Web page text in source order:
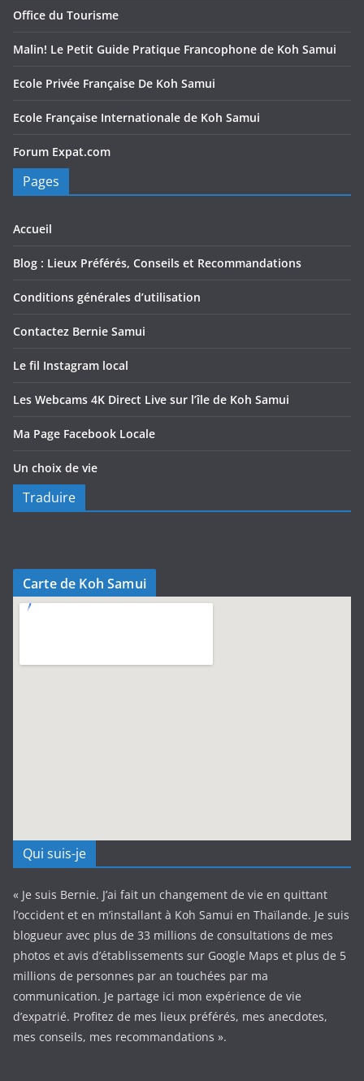
Office du Tourisme
Malin! Le Petit Guide Pratique Francophone de Koh Samui
Ecole Privée Française De Koh Samui
Ecole Française Internationale de Koh Samui
Forum Expat.com
Pages
Accueil
Blog : Lieux Préférés, Conseils et Recommandations
Conditions générales d’utilisation
Contactez Bernie Samui
Le fil Instagram local
Les Webcams 4K Direct Live sur l’île de Koh Samui
Ma Page Facebook Locale
Un choix de vie
Traduire
Carte de Koh Samui
Qui suis-je
« Je suis Bernie. J’ai fait un changement de vie en quittant
l’occident et en m’installant à Koh Samui en Thaïlande. Je suis
blogueur avec plus de 33 millions de consultations de mes
photos et avis d’établissements sur Google Maps et plus de 5
millions de personnes par an touchées par ma
communication. Je partage ici mon expérience de vie
d’expatrié. Profitez de mes lieux préférés, mes anecdotes,
mes conseils, mes recommandations ».